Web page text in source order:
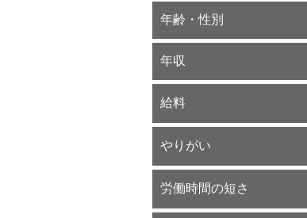
年齢・性別
年収
給料
やりがい
労働時間の短さ